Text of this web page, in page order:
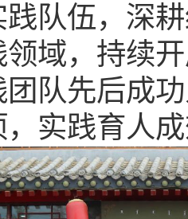
践队伍，深
域，持续
团队先后成
实践育人